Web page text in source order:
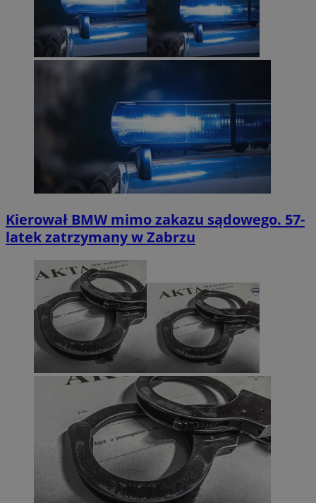
Kierował BMW mimo zakazu sądowego. 57-
latek zatrzymany w Zabrzu